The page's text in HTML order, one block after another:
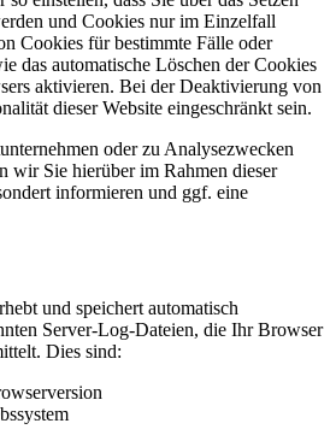
und Cookies nur im Einzelfall
Cookies für bestimmte Fälle oder
das automatische Löschen der Cookies
aktivieren. Bei der Deaktivierung von
dieser Website eingeschränkt sein.
oder zu Analysezwecken
wir Sie hierüber im Rahmen dieser
informieren und ggf. eine
und speichert automatisch
Server-Log-Dateien, die Ihr Browser
Dies sind: